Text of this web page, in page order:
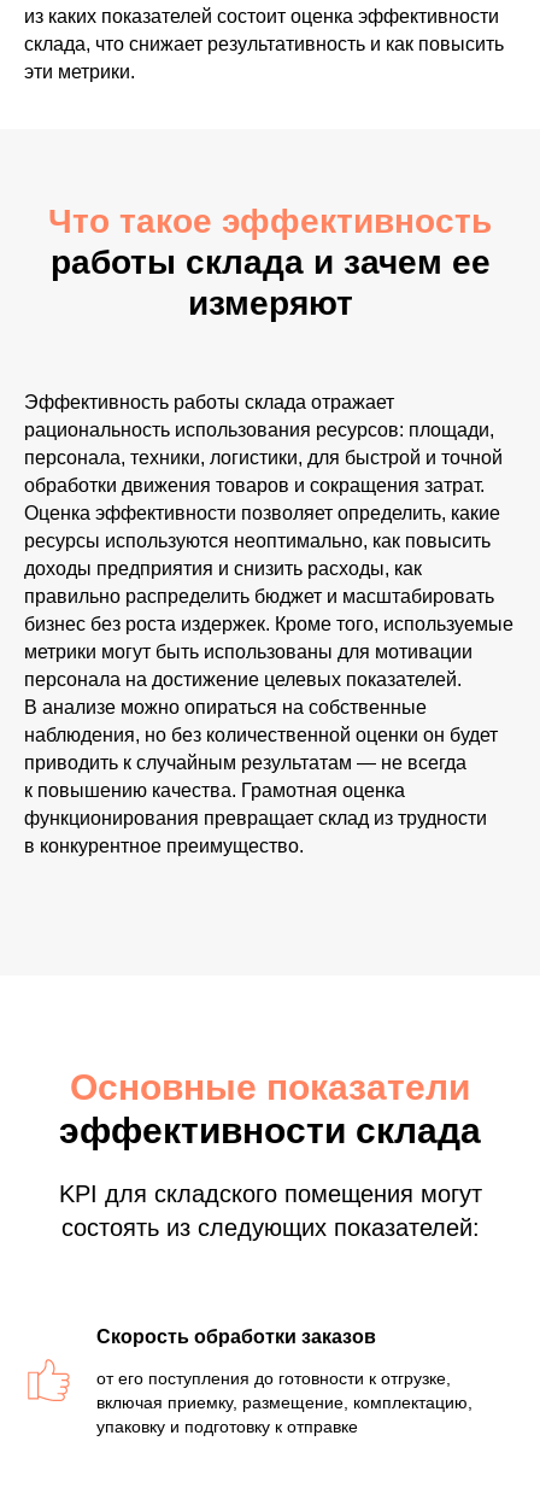
из каких показателей состоит оценка эффективности
склада, что снижает результативность и как повысить
эти метрики.
Что такое эффективность
работы склада и зачем ее
измеряют
Эффективность работы склада отражает
рациональность использования ресурсов: площади,
персонала, техники, логистики, для быстрой и точной
обработки движения товаров и сокращения затрат.
Оценка эффективности позволяет определить, какие
ресурсы используются неоптимально, как повысить
доходы предприятия и снизить расходы, как
правильно распределить бюджет и масштабировать
бизнес без роста издержек. Кроме того, используемые
метрики могут быть использованы для мотивации
персонала на достижение целевых показателей.
В анализе можно опираться на собственные
наблюдения, но без количественной оценки он будет
приводить к случайным результатам — не всегда
к повышению качества. Грамотная оценка
функционирования превращает склад из трудности
в конкурентное преимущество.
Основные показатели
эффективности склада
KPI для складского помещения могут
состоять из следующих показателей:
Скорость обработки заказов
от его поступления до готовности к отгрузке,
включая приемку, размещение, комплектацию,
упаковку и подготовку к отправке